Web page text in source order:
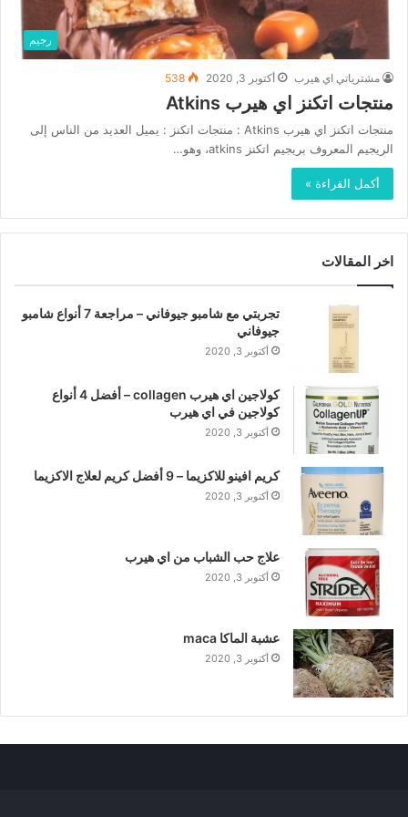
رجيم
مشترياتي اي هيرب أكتوبر 3, 2020 538
منتجات اتكنز اي هيرب Atkins
منتجات اتكنز اي هيرب Atkins : منتجات اتكنز : يميل العديد من الناس إلى
الريجيم المعروف بريجيم اتكنز atkins، وهو…
أكمل القراءة »
اخر المقالات
تجربتي مع شامبو جيوفاني – مراجعة 7 أنواع شامبو
جيوفاني
أكتوبر 3, 2020
كولاجين اي هيرب collagen – أفضل 4 أنواع
كولاجين في اي هيرب
أكتوبر 3, 2020
كريم افينو للاكزيما – 9 أفضل كريم لعلاج الاكزيما
أكتوبر 3, 2020
علاج حب الشباب من اي هيرب
أكتوبر 3, 2020
عشبة الماكا maca
أكتوبر 3, 2020